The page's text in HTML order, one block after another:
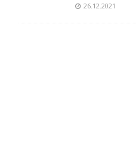
26.12.2021